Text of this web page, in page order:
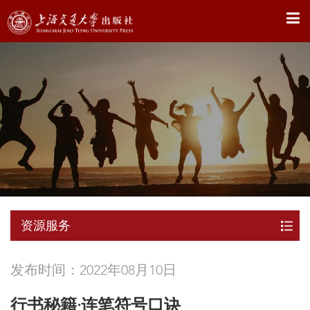
X
资源服务
发布时间：2022年08月10日
行书秘籍·连笔符号口诀